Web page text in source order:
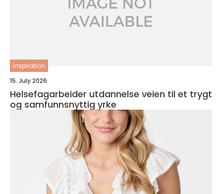
inspiration
15. July 2026
Helsefagarbeider utdannelse veien til et trygt
og samfunnsnyttig yrke